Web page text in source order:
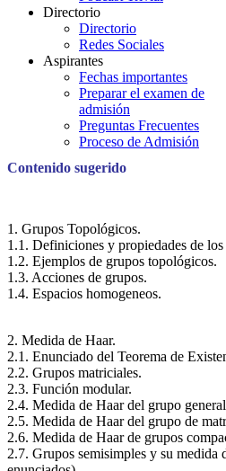
Directorio
Directorio
Redes Sociales
Aspirantes
Fechas importantes
Preparar el examen de
admisión
Preguntas Frecuentes
Proceso de Admisión
Contenido sugerido
1. Grupos Topológicos.
1.1. Definiciones y propiedades de
1.2. Ejemplos de grupos topológicos.
1.3. Acciones de grupos.
1.4. Espacios homogeneos.
2. Medida de Haar.
2.1. Enunciado del Teorema de
2.2. Grupos matriciales.
2.3. Función modular.
2.4. Medida de Haar del grupo
2.5. Medida de Haar del grupo de
2.6. Medida de Haar de grupos
2.7. Grupos semisimples y su